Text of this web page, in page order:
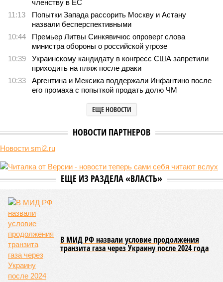
В нескольких станциях от уже сданного «Сказочного
леса» пайщики ЖК «Станция Л» продолжают ждать от
компании Capital Group начала реальной достройки
«Станция ожидания» для дольщиков
«Станция Л» продолжают ждать от компании Capital Group начала
реальной достройки (изображение сгенерировано ИИ)
Пока в Ярославском районе СВАО дольщики «Сказочного леса»